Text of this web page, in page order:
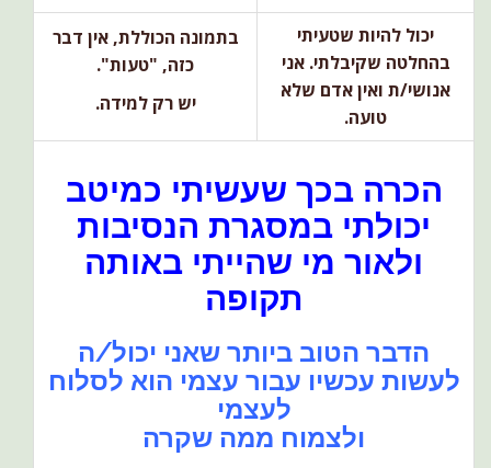
יכול להיות שטעיתי
בהחלטה שקיבלתי. אני
אנושי/ת ואין אדם שלא
טועה.
בתמונה הכוללת, אין דבר
כזה, "טעות".
יש רק למידה.
הכרה בכך שעשיתי כמיטב
יכולתי במסגרת הנסיבות
ולאור מי שהייתי באותה
תקופה
הדבר הטוב ביותר שאני יכול/ה
לעשות עכשיו עבור עצמי הוא לסלוח
לעצמי
ולצמוח ממה שקרה